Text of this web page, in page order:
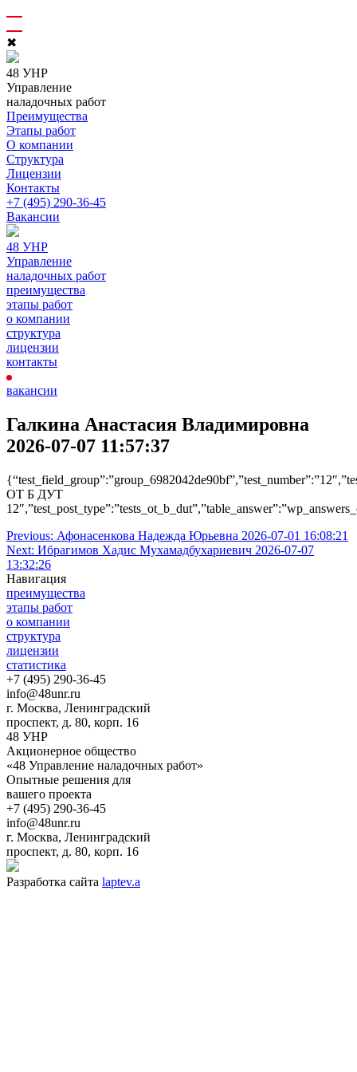
✖
48 УНР
Управление
наладочных работ
Преимущества
Этапы работ
О компании
Структура
Лицензии
Контакты
+7 (495) 290-36-45
Вакансии
48 УНР
Управление
наладочных работ
преимущества
этапы работ
о компании
структура
лицензии
контакты
вакансии
Галкина Анастасия Владимировна
2026-07-07 11:57:37
ОТ Б ДУТ
Навигация
по
записям
Previous: Афонасенкова Надежда Юрьевна 2026-07-01 16:08:21
Next: Ибрагимов Хадис Мухамадбухариевич 2026-07-07
13:32:26
Навигация
преимущества
этапы работ
о компании
структура
лицензии
статистика
+7 (495) 290-36-45
info@48unr.ru
г. Москва, Ленинградский
проспект, д. 80, корп. 16
48 УНР
Aкционерное общество
«48 Управление наладочных работ»
Опытные решения для
вашего проекта
+7 (495) 290-36-45
info@48unr.ru
г. Москва, Ленинградский
проспект, д. 80, корп. 16
Разработка сайта laptev.a